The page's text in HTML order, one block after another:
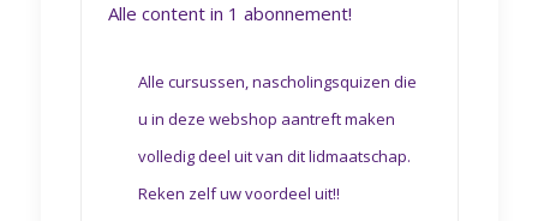
Alle content in 1 abonnement!
Alle cursussen, nascholingsquizen die
u in deze webshop aantreft maken
volledig deel uit van dit lidmaatschap.
Reken zelf uw voordeel uit!!